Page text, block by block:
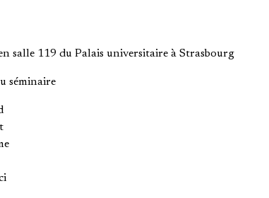
salle 119 du Palais universitaire à Strasbourg
séminaire